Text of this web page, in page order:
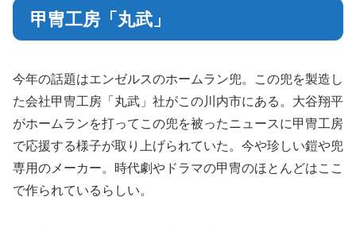
甲冑工房「丸武」
今年の話題はエンゼルスのホームラン兜。この兜を製造し
た会社甲冑工房「丸武」社がこの川内市にある。大谷翔平
がホームランを打ってこの兜を被ったニュースに甲冑工房
で応援する様子が取り上げられていた。今や珍しい鎧や兜
専用のメーカー。時代劇やドラマの甲冑のほとんどはここ
で作られているらしい。